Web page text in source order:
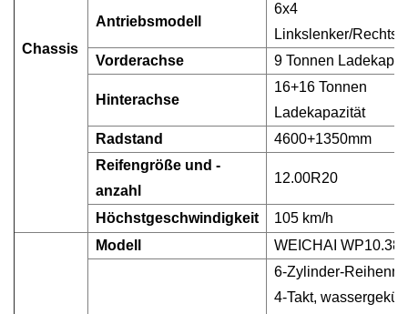
Chassis
Antriebsmodell
6x4
Linkslenker/
Vorderachse
9 Tonnen
Hinterachse
16+16 Tonnen
Ladekapazität
Radstand
4600+1350mm
Reifengröße und -
anzahl
12.00R20
Höchstgeschwindigkeit 105 km/h
Modell WEICHAI
6-Zylinder-
4-Takt,